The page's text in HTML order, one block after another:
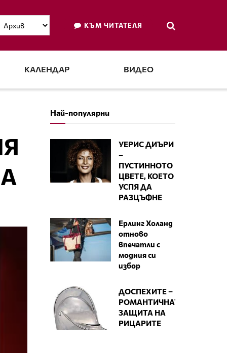
КЪМ ЧИТАТЕЛЯ
КАЛЕНДАР ВИДЕО
Най-популярни
УЕРИС ДИЪРИ
–
ПУСТИННОТО
ЦВЕТЕ, КОЕТО
УСПЯ ДА
РАЗЦЪФНЕ
Ерлинг Холанд
отново
впечатли с
модния си
избор
ДОСПЕХИТЕ –
РОМАНТИЧНАТА
ЗАЩИТА НА
РИЦАРИТЕ